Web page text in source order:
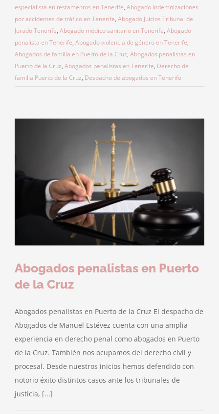
especialista en testamentos en Tenerife, Abogado indemnizaciones
por accidentes de tráfico en Tenerife, Abogado Juicios Tribunal de
Jurado Tenerife, Abogado médico sanitario en Tenerife, Abogado
penalista en Tenerife, Abogado violencia de género en Tenerife,
Abogados de familia en Puerto de la Cruz, Abogados penalistas en
Puerto de la Cruz, Abogados penalistas en Tenerife, Derecho de
familia Puerto de la Cruz, Despacho de abogados en Tenerife
Abogados penalistas en Puerto
de la Cruz
Abogados penalistas en Puerto de la Cruz El despacho de
Abogados de Manuel Estévez cuenta con una amplia
experiencia en derecho penal como abogados en Puerto
de la Cruz. También nos ocupamos del derecho civil y
procesal. Desde nuestros inicios hemos defendido con
notorio éxito distintos casos ante los tribunales de
justicia, [...]